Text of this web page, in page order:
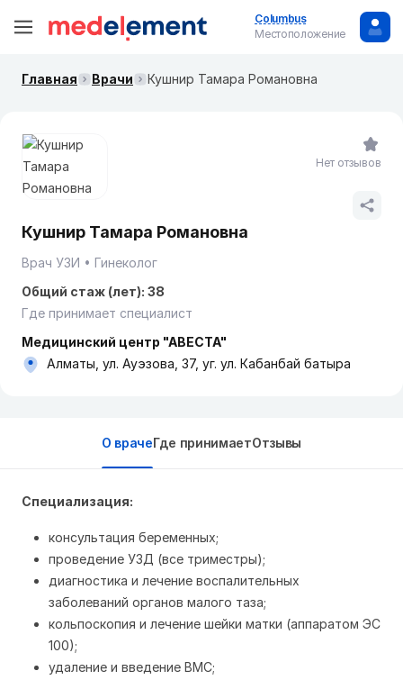
Columbus
Местоположение
Главная Врачи Кушнир Тамара Романовна
Кушнир Тамара Романовна
Врач УЗИ
Гинеколог
Общий стаж (лет): 38
Где принимает специалист
Медицинский центр "АВЕСТА"
Алматы, ул. Ауэзова, 37, уг. ул. Кабанбай батыра
Нет отзывов
О врачеГде принимаетОтзывы
Специализация:
консультация беременных;
проведение УЗД (все триместры);
диагностика и лечение воспалительных
заболеваний органов малого таза;
кольпоскопия и лечение шейки матки (аппаратом ЭС
100);
удаление и введение ВМС;